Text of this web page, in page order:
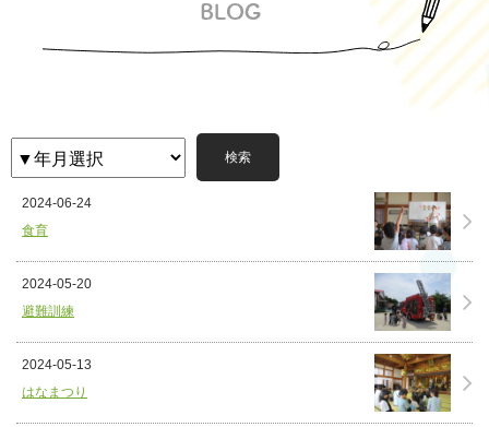
検索
2024-06-24
食育
2024-05-20
避難訓練
2024-05-13
はなまつり